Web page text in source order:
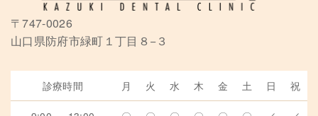
〒747-0026
山口県防府市緑町１丁目８−３
診療時間 月 火 水 木 金 土 日 祝